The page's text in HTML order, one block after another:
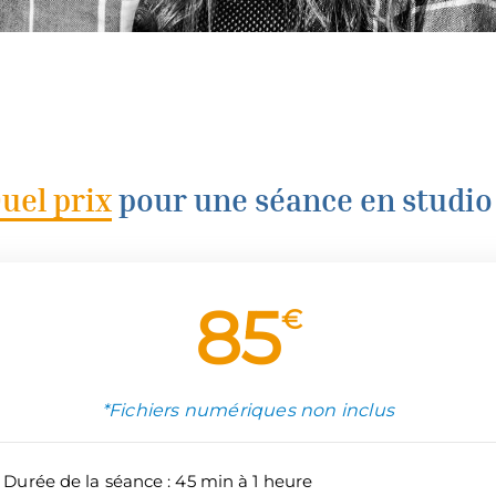
prixpour une séance en studio
85€
*Fichiers numériques non inclus
Durée de la séance : 45 min à 1 heure